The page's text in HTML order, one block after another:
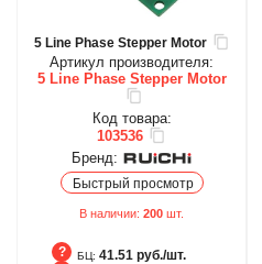
5 Line Phase Stepper Motor
Артикул производителя:
5 Line Phase Stepper Motor
Код товара:
103536
Бренд:
Быстрый просмотр
В наличии: 200 шт.
БЦ: 41.51 руб./шт.